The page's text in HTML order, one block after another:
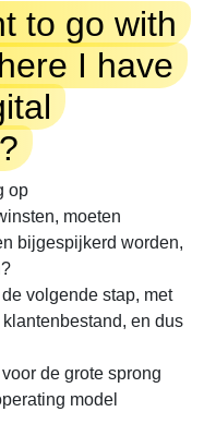
to go with
I have
op
moeten
bijgespijkerd worden,
volgende stap, met
en dus
de grote sprong
model